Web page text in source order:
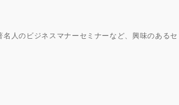
人のビジネスマナーセミナーなど、興味のある